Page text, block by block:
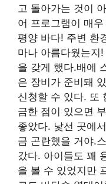
고 돌아가는 것이
어 프로그램이 매
평양 바다! 주변 환
마나 아름다웠는지
을 갖게 했다.배에
은 장비가 준비돼
신청할 수 있다. 또
금한 점이 있으면
좋았다. 낯선 곳에
금 곤란했을 거야.
갔다. 아이들도 꽤
을 볼 수 있었지만